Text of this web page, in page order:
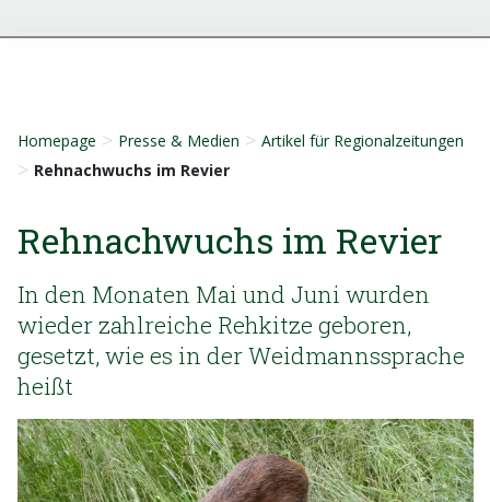
Homepage > Presse & Medien > Artikel für Regionalzeitungen
> Rehnachwuchs im Revier
Rehnachwuchs im Revier
In den Monaten Mai und Juni wurden
wieder zahlreiche Rehkitze geboren,
gesetzt, wie es in der Weidmannssprache
heißt